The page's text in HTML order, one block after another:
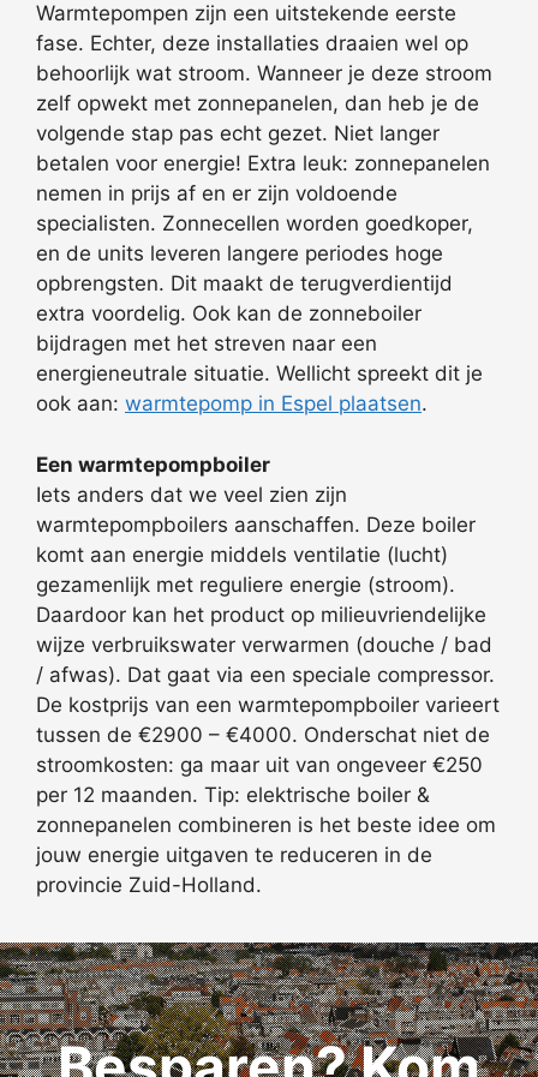
Warmtepompen zijn een uitstekende eerste
fase. Echter, deze installaties draaien wel op
behoorlijk wat stroom. Wanneer je deze stroom
zelf opwekt met zonnepanelen, dan heb je de
volgende stap pas echt gezet. Niet langer
betalen voor energie! Extra leuk: zonnepanelen
nemen in prijs af en er zijn voldoende
specialisten. Zonnecellen worden goedkoper,
en de units leveren langere periodes hoge
opbrengsten. Dit maakt de terugverdientijd
extra voordelig. Ook kan de zonneboiler
bijdragen met het streven naar een
energieneutrale situatie. Wellicht spreekt dit je
ook aan: warmtepomp in Espel plaatsen.
Een warmtepompboiler
Iets anders dat we veel zien zijn
warmtepompboilers aanschaffen. Deze boiler
komt aan energie middels ventilatie (lucht)
gezamenlijk met reguliere energie (stroom).
Daardoor kan het product op milieuvriendelijke
wijze verbruikswater verwarmen (douche / bad
/ afwas). Dat gaat via een speciale compressor.
De kostprijs van een warmtepompboiler varieert
tussen de €2900 – €4000. Onderschat niet de
stroomkosten: ga maar uit van ongeveer €250
per 12 maanden. Tip: elektrische boiler &
zonnepanelen combineren is het beste idee om
jouw energie uitgaven te reduceren in de
provincie Zuid-Holland.